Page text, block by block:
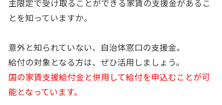
主限定で受け取ることができる家賃の支援金があるこ
とを知っていますか。
意外と知られていない、自治体窓口の支援金。
給付の対象となる方は、ぜひ活用しましょう。
国の家賃支援給付金と併用して給付を申込むことが可
能となっています。